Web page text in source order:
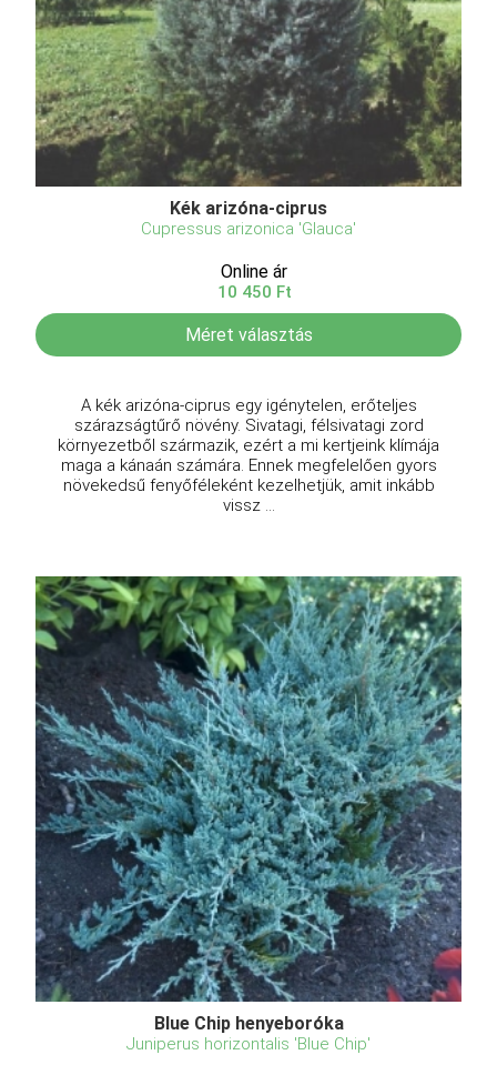
Kék arizóna-ciprus
Cupressus arizonica 'Glauca'
Online ár
10 450 Ft
Méret választás
A kék arizóna-ciprus egy igénytelen, erőteljes
szárazságtűrő növény. Sivatagi, félsivatagi zord
környezetből származik, ezért a mi kertjeink klímája
maga a kánaán számára. Ennek megfelelően gyors
növekedsű fenyőféleként kezelhetjük, amit inkább
vissz ...
Blue Chip henyeboróka
Juniperus horizontalis 'Blue Chip'